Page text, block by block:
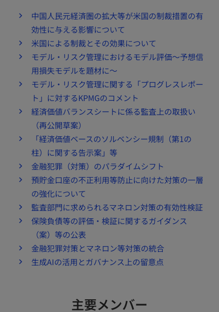
中国人民元経済圏の拡大等が米国の制裁措置の有
効性に与える影響について
米国による制裁とその効果について
モデル・リスク管理におけるモデル評価～予想信
用損失モデルを題材に～
モデル・リスク管理に関する「プログレスレポー
ト」に対するKPMGのコメント
経済価値バランスシートに係る監査上の取扱い
（再公開草案）
「経済価値ベースのソルベンシー規制（第1の
柱）に関する告示案」等
金融犯罪（対策）のパラダイムシフト
預貯金口座の不正利用等防止に向けた対策の一層
の強化について
監査部門に求められるマネロン対策の有効性検証
保険負債等の評価・検証に関するガイダンス
（案）等の公表
金融犯罪対策とマネロン等対策の統合
生成AIの活用とガバナンス上の留意点
主要メンバー